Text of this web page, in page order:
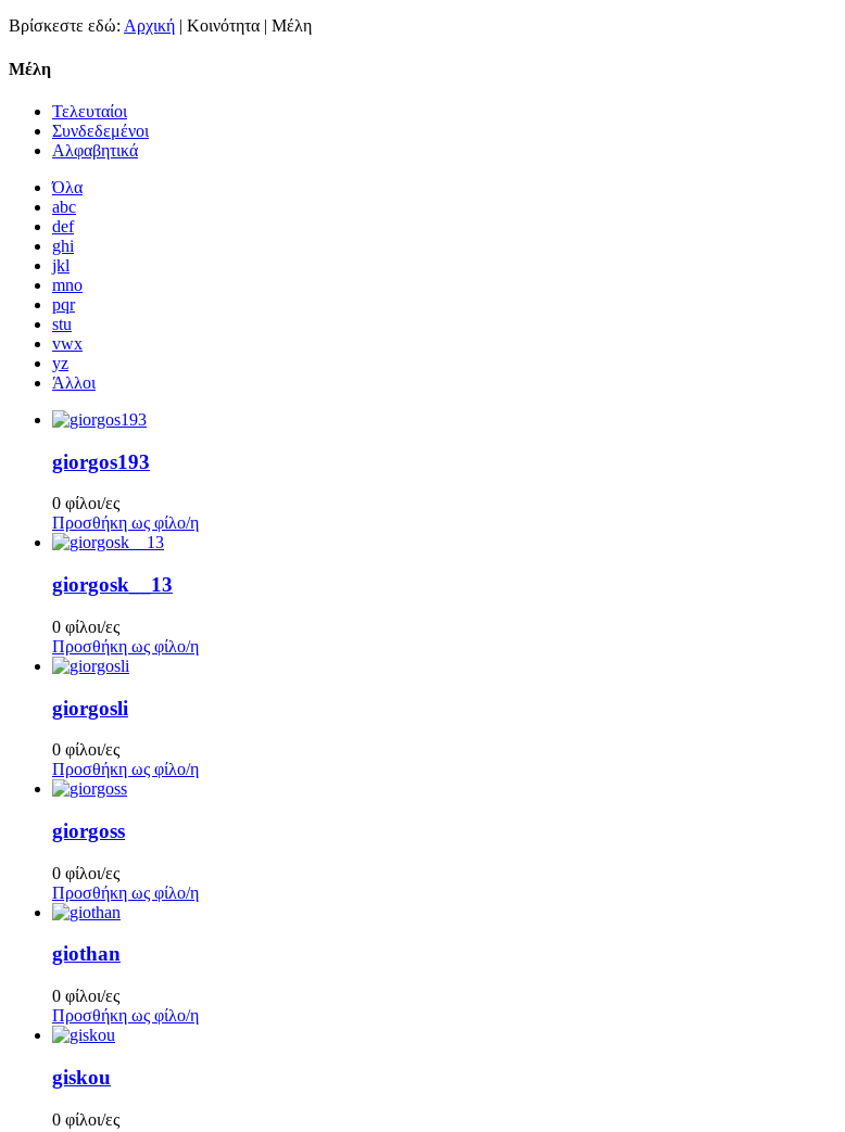
Βρίσκεστε εδώ: Αρχική | Κοινότητα | Μέλη
Μέλη
Τελευταίοι
Συνδεδεμένοι
Αλφαβητικά
Όλα
abc
def
ghi
jkl
mno
pqr
stu
vwx
yz
Άλλοι
giorgos193
0 φίλοι/ες
Προσθήκη ως φίλο/η
giorgosk__13
0 φίλοι/ες
Προσθήκη ως φίλο/η
giorgosli
0 φίλοι/ες
Προσθήκη ως φίλο/η
giorgoss
0 φίλοι/ες
Προσθήκη ως φίλο/η
giothan
0 φίλοι/ες
Προσθήκη ως φίλο/η
giskou
0 φίλοι/ες